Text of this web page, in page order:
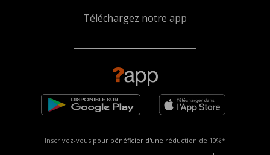
Téléchargez notre app
Inscrivez-vous pour bénéficier d'une réduction de 10%*